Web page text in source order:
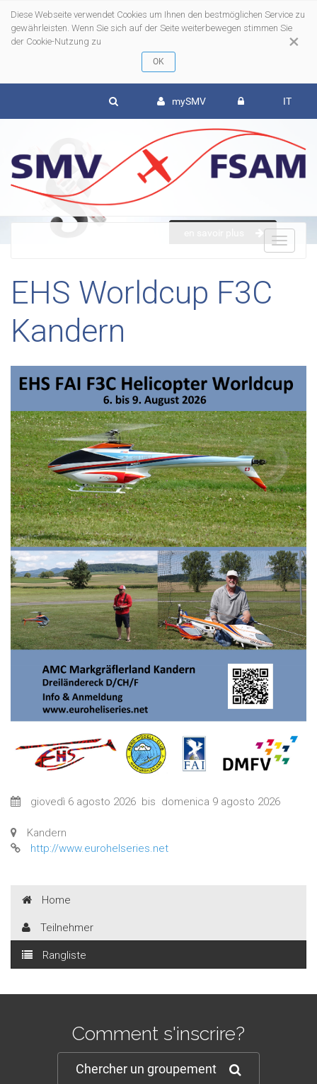
×
Diese Webseite verwendet Cookies um Ihnen den bestmöglichen Service zu
gewährleisten. Wenn Sie sich auf der Seite weiterbewegen stimmen Sie
der Cookie-Nutzung zu
mySMV IT
EHS Worldcup F3C
Kandern
giovedì 6 agosto 2026 bis domenica 9 agosto 2026
Kandern
http://www.eurohelseries.net
Home
Teilnehmer
Rangliste
Comment s'inscrire?
Chercher un groupement